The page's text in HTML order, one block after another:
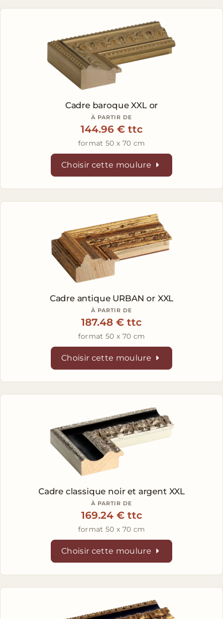
Cadre baroque XXL or
À PARTIR DE
144.96 € ttc
format 50 x 70 cm
Choisir cette moulure
Cadre antique URBAN or XXL
À PARTIR DE
187.48 € ttc
format 50 x 70 cm
Choisir cette moulure
Cadre classique noir et argent XXL
À PARTIR DE
169.24 € ttc
format 50 x 70 cm
Choisir cette moulure